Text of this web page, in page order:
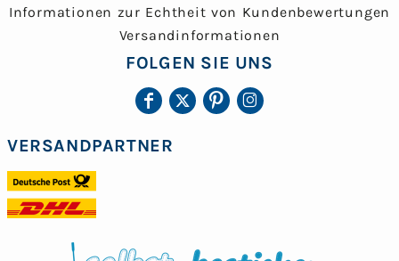
Informationen zur Echtheit von Kundenbewertungen
Versandinformationen
FOLGEN SIE UNS
VERSANDPARTNER